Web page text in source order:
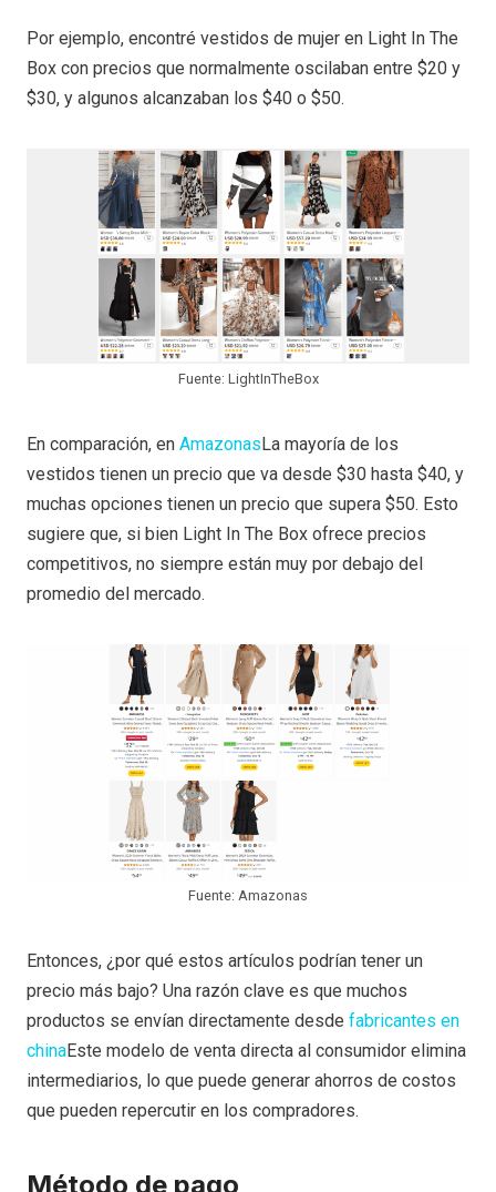
Por ejemplo, encontré vestidos de mujer en Light In The
Box con precios que normalmente oscilaban entre $20 y
$30, y algunos alcanzaban los $40 o $50.
Fuente: LightInTheBox
En comparación, en AmazonasLa mayoría de los
vestidos tienen un precio que va desde $30 hasta $40, y
muchas opciones tienen un precio que supera $50. Esto
sugiere que, si bien Light In The Box ofrece precios
competitivos, no siempre están muy por debajo del
promedio del mercado.
Fuente: Amazonas
Entonces, ¿por qué estos artículos podrían tener un
precio más bajo? Una razón clave es que muchos
productos se envían directamente desde fabricantes en
chinaEste modelo de venta directa al consumidor elimina
intermediarios, lo que puede generar ahorros de costos
que pueden repercutir en los compradores.
Método de pago